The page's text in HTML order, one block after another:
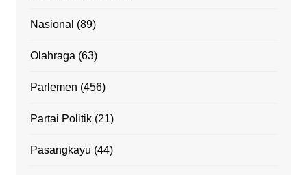
Nasional (89)
Olahraga (63)
Parlemen (456)
Partai Politik(21)
Pasangkayu (44)